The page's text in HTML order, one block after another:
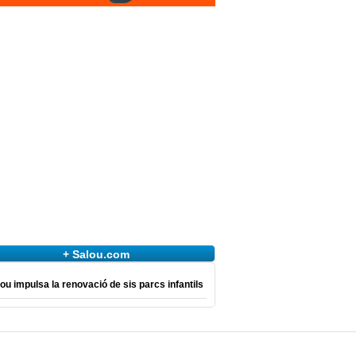
+ Salou.com
impulsa la renovació de sis parcs infantils